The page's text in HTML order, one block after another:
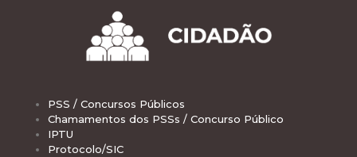
PSS / Concursos Públicos
Chamamentos dos PSSs / Concurso Público
IPTU
Protocolo/SIC